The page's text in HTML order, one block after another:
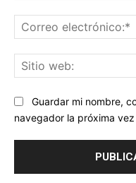
Guardar mi nombre,
navegador la próxima